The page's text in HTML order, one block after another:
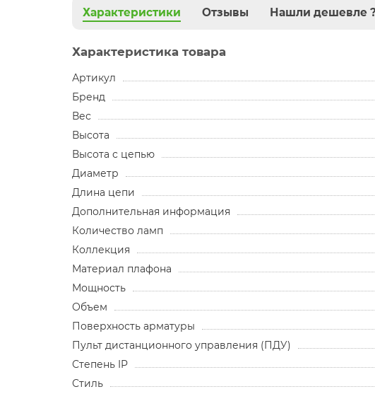
Характеристики Отзывы Нашли дешевле
Характеристика товара
Артикул
Бренд
Вес
Высота
Высота с цепью
Диаметр
Длина цепи
Дополнительная информация
Количество ламп
Коллекция
Материал плафона
Мощность
Объем
Поверхность арматуры
Пульт дистанционного управления (ПДУ)
Степень IP
Стиль